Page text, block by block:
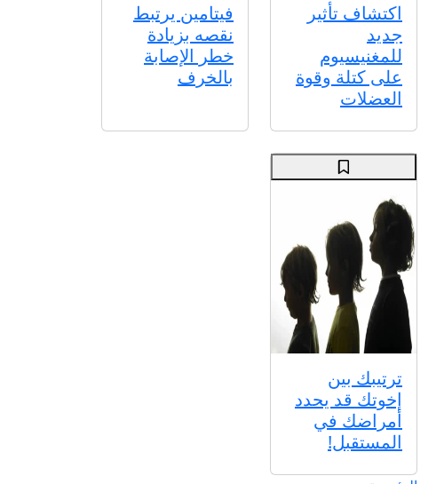
اكتشاف تأثير
جديد
للمغنيسيوم
على كتلة وقوة
العضلات
فيتامين يرتبط
نقصه بزيادة
خطر الإصابة
بالخرف
ترتيبك بين
إخوتك قد يحدد
أمراضك في
المستقبل!